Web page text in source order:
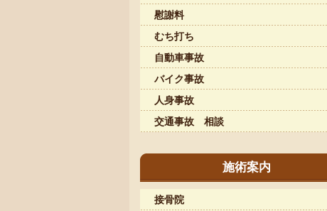
慰謝料
むち打ち
自動車事故
バイク事故
人身事故
交通事故 相談
施術案内
接骨院